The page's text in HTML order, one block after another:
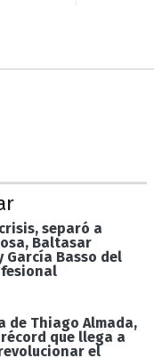
separó a
Baltasar
García Basso del
de Thiago Almada,
que llega a
el